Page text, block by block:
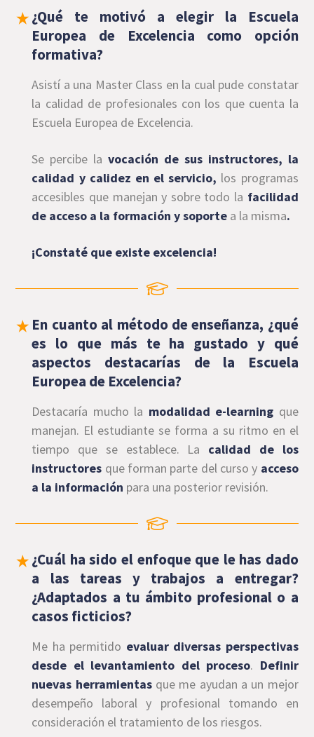
¿Qué te motivó a elegir la Escuela
Europea de Excelencia como opción
formativa?
Asistí a una Master Class en la cual pude constatar
la calidad de profesionales con los que cuenta la
Escuela Europea de Excelencia.
Se percibe lavocación de sus instructores, la
calidad y calidez en el servicio, los programas
accesibles que manejan y sobre todo la facilidad
de acceso a la formación y soporte a la misma.
¡Constaté que existe excelencia!
En cuanto al método de enseñanza, ¿qué
es lo que más te ha gustado y qué
aspectos destacarías de la Escuela
Europea de Excelencia?
Destacaría mucho la modalidad e-learning que
manejan. El estudiante se forma a su ritmo en el
tiempo que se establece. La calidad de los
instructores que forman parte del curso y acceso
a la información para una posterior revisión.
¿Cuál ha sido el enfoque que le has dado
a las tareas y trabajos a entregar?
¿Adaptados a tu ámbito profesional o a
casos ficticios?
Me ha permitido evaluar diversas perspectivas
desde el levantamiento del proceso. Definir
nuevas herramientas que me ayudan a un mejor
desempeño laboral y profesional tomando en
consideración el tratamiento de los riesgos.